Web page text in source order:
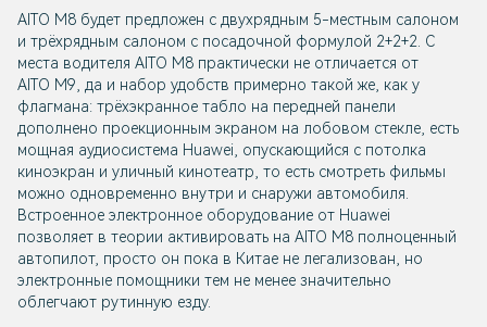
AITO M8 будет предложен с двухрядным 5-местным салоном
и трёхрядным салоном с посадочной формулой 2+2+2. С
места водителя AITO M8 практически не отличается от
AITO M9, да и набор удобств примерно такой же, как у
флагмана: трёхэкранное табло на передней панели
дополнено проекционным экраном на лобовом стекле, есть
мощная аудиосистема Huawei, опускающийся с потолка
киноэкран и уличный кинотеатр, то есть смотреть фильмы
можно одновременно внутри и снаружи автомобиля.
Встроенное электронное оборудование от Huawei
позволяет в теории активировать на AITO M8 полноценный
автопилот, просто он пока в Китае не легализован, но
электронные помощники тем не менее значительно
облегчают рутинную езду.